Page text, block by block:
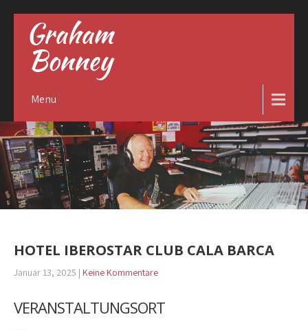
Graham
Bonney
Menu
HOTEL IBEROSTAR CLUB CALA BARCA
Januar 13, 2025 | Keine Kommentare
VERANSTALTUNGSORT